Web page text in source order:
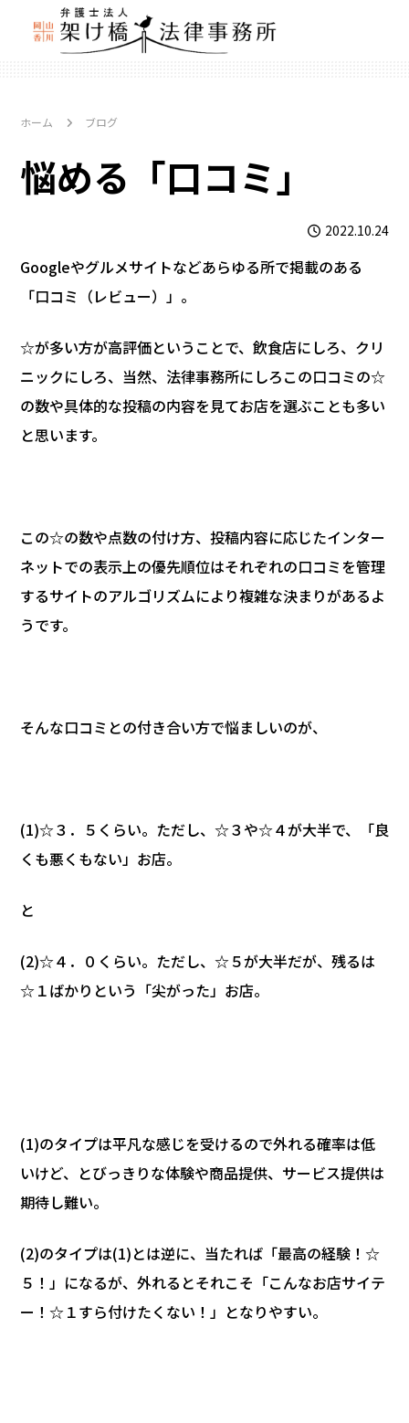
ホーム ブログ
悩める「口コミ」
2022.10.24
Googleやグルメサイトなどあらゆる所で掲載のある
「口コミ（レビュー）」。
☆が多い方が高評価ということで、飲食店にしろ、クリ
ニックにしろ、当然、法律事務所にしろこの口コミの☆
の数や具体的な投稿の内容を見てお店を選ぶことも多い
と思います。
この☆の数や点数の付け方、投稿内容に応じたインター
ネットでの表示上の優先順位はそれぞれの口コミを管理
するサイトのアルゴリズムにより複雑な決まりがあるよ
うです。
そんな口コミとの付き合い方で悩ましいのが、
(1)☆３．５くらい。ただし、☆３や☆４が大半で、「良
くも悪くもない」お店。
と
(2)☆４．０くらい。ただし、☆５が大半だが、残るは
☆１ばかりという「尖がった」お店。
(1)のタイプは平凡な感じを受けるので外れる確率は低
いけど、とびっきりな体験や商品提供、サービス提供は
期待し難い。
(2)のタイプは(1)とは逆に、当たれば「最高の経験！☆
５！」になるが、外れるとそれこそ「こんなお店サイテ
ー！☆１すら付けたくない！」となりやすい。